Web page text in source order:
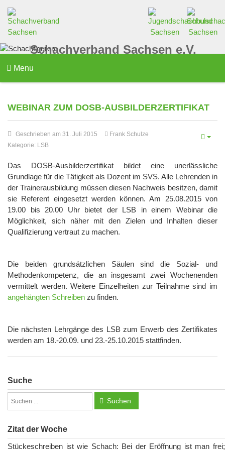
Schachverband Sachsen e.V.
Menu
WEBINAR ZUM DOSB-AUSBILDERZERTIFIKAT
Geschrieben am 31. Juli 2015
Frank Schulze
Kategorie: LSB
Das DOSB-Ausbilderzertifikat bildet eine unerlässliche
Grundlage für die Tätigkeit als Dozent im SVS. Alle Lehrenden in
der Trainerausbildung müssen diesen Nachweis besitzen, damit
sie Referent eingesetzt werden können. Am 25.08.2015 von
19.00 bis 20.00 Uhr bietet der LSB in einem Webinar die
Möglichkeit, sich näher mit den Zielen und Inhalten dieser
Qualifizierung vertraut zu machen.
Die beiden grundsätzlichen Säulen sind die Sozial- und
Methodenkompetenz, die an insgesamt zwei Wochenenden
vermittelt werden. Weitere Einzelheiten zur Teilnahme sind im
angehängten Schreiben zu finden.
Die nächsten Lehrgänge des LSB zum Erwerb des Zertifikates
werden am 18.-20.09. und 23.-25.10.2015 stattfinden.
Suche
Suchen
Zitat der Woche
Stückeschreiben ist wie Schach: Bei der Eröffnung ist man frei;